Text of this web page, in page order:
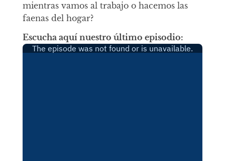
mientras vamos al trabajo o hacemos las
faenas del hogar?
Escucha aquí nuestro último episodio: